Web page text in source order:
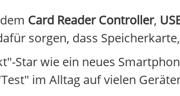
Card Reader Controller,
sorgen, dass
Star wie ein neues
im Alltag auf vielen